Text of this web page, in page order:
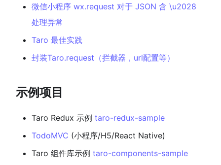
微信小程序 wx.request 对于 JSON 含 \u2028
处理异常
Taro 最佳实践
封装Taro.request（拦截器，url配置等）
示例项目
Taro Redux 示例 taro-redux-sample
TodoMVC (小程序/H5/React Native)
Taro 组件库示例 taro-components-sample